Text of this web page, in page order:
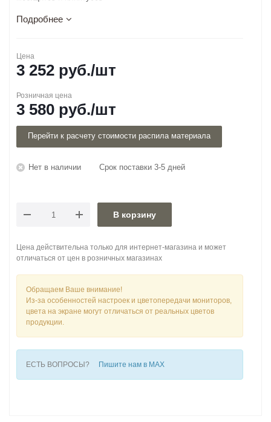
Подробнее
Цена
3 252 руб./шт
Розничная цена
3 580 руб./шт
Перейти к расчету стоимости распила материала
Нет в наличии Срок поставки 3-5 дней
В корзину
Цена действительна только для интернет-магазина и может
отличаться от цен в розничных магазинах
Обращаем Ваше внимание!
Из-за особенностей настроек и цветопередачи мониторов,
цвета на экране могут отличаться от реальных цветов
продукции.
ЕСТЬ ВОПРОСЫ? Пишите нам в MAX